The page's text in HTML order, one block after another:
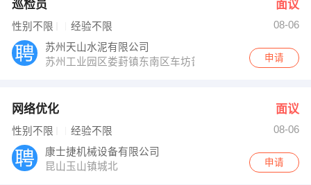
巡检员 面议
性别不限 经验不限
08-06
苏州天山水泥有限公司
苏州工业园区娄葑镇东南区车坊普惠路656号
申请
网络优化 面议
性别不限 经验不限
08-06
康士捷机械设备有限公司
昆山玉山镇城北
申请